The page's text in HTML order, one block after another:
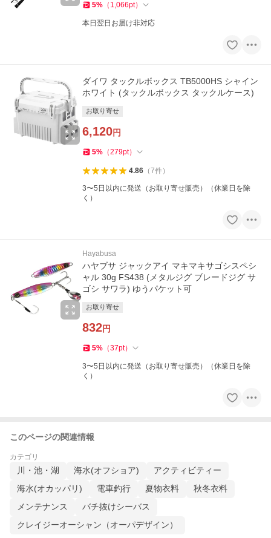
5% （ 1,066pt）
本日翌日お届け非対応
ダイワ タックルボックス TB5000HS シャイン
ホワイト (タックルボックス タックルケース)
お取り寄せ
6,120円
5% （279pt）
4.86（7件）
3〜5日以内に発送（お取り寄せ販売）（休業日を除
く）
Hayabusa
ハヤブサ ジャックアイ マキマキサゴシスペシ
ャル 30g FS438 (メタルジグ ブレードジグ サ
ゴシ サワラ) ゆうパケット可
お取り寄せ
832円
5% （37pt）
3〜5日以内に発送（お取り寄せ販売）（休業日を除
く）
このページの関連情報
カテゴリ
川・池・湖 海水(オフショア)
アクティビティー
海水(オカッパリ)
電車釣行 夏物衣料
秋冬衣料
メンテナンス
バチ抜けシーバス
クレイジーオーシャン（オーパデザイン）